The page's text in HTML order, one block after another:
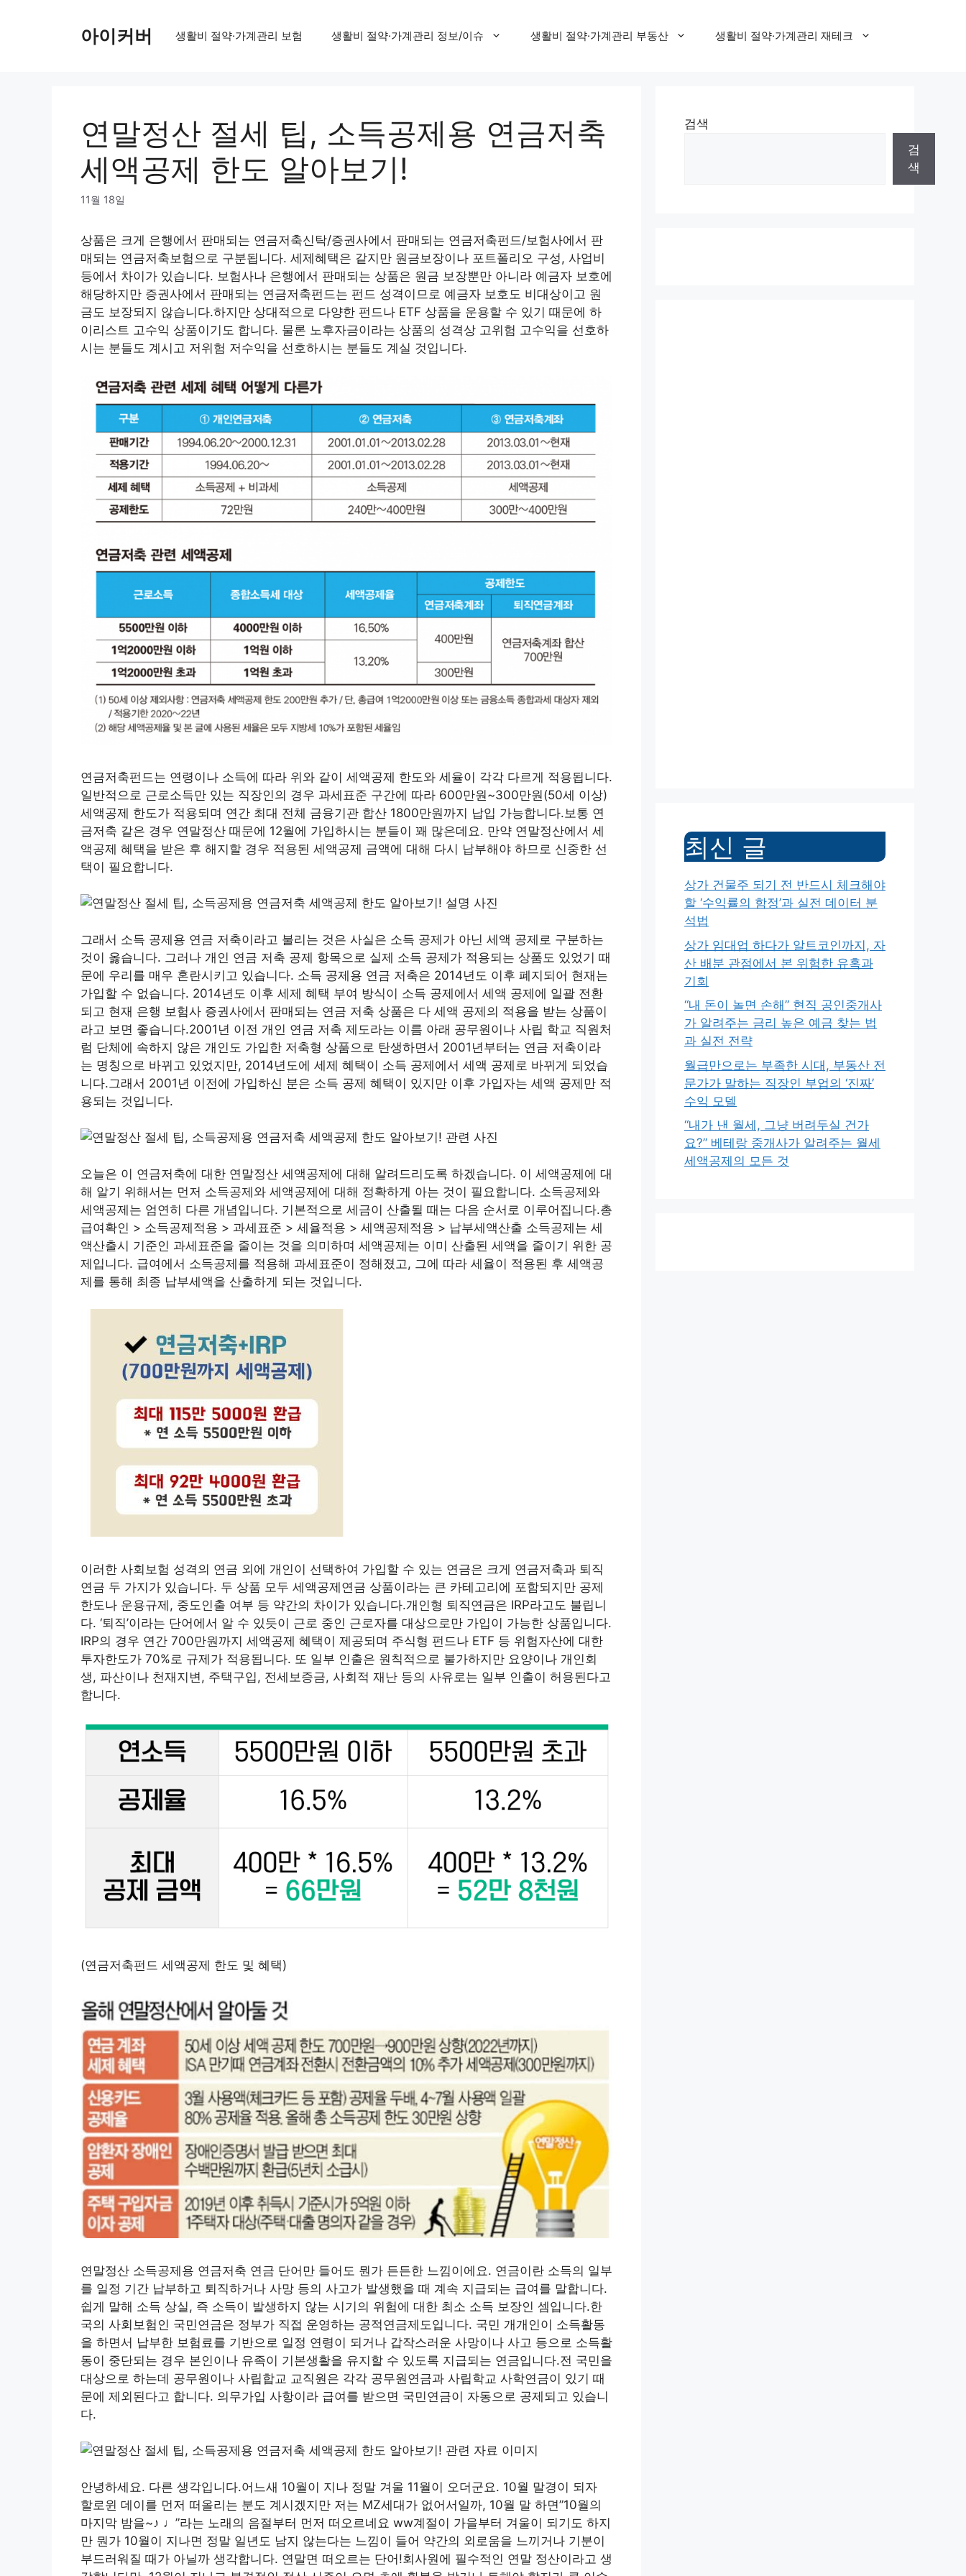
아이커버 생활비 절약·가계관리 보험 생활비 절약·가계관리 정보/이슈 생활비 절약·가계관리 부동산 생활비 절약·가계관리 재테크
연말정산 절세 팁, 소득공제용 연금저축
세액공제 한도 알아보기!
11월 18일
상품은 크게 은행에서 판매되는 연금저축신탁/증권사에서 판매되는 연금저축펀드/보험사에서 판
매되는 연금저축보험으로 구분됩니다. 세제혜택은 같지만 원금보장이나 포트폴리오 구성, 사업비
등에서 차이가 있습니다. 보험사나 은행에서 판매되는 상품은 원금 보장뿐만 아니라 예금자 보호에
해당하지만 증권사에서 판매되는 연금저축펀드는 펀드 성격이므로 예금자 보호도 비대상이고 원
금도 보장되지 않습니다.하지만 상대적으로 다양한 펀드나 ETF 상품을 운용할 수 있기 때문에 하
이리스트 고수익 상품이기도 합니다. 물론 노후자금이라는 상품의 성격상 고위험 고수익을 선호하
시는 분들도 계시고 저위험 저수익을 선호하시는 분들도 계실 것입니다.
연금저축펀드는 연령이나 소득에 따라 위와 같이 세액공제 한도와 세율이 각각 다르게 적용됩니다.
일반적으로 근로소득만 있는 직장인의 경우 과세표준 구간에 따라 600만원~300만원(50세 이상)
세액공제 한도가 적용되며 연간 최대 전체 금융기관 합산 1800만원까지 납입 가능합니다.보통 연
금저축 같은 경우 연말정산 때문에 12월에 가입하시는 분들이 꽤 많은데요. 만약 연말정산에서 세
액공제 혜택을 받은 후 해지할 경우 적용된 세액공제 금액에 대해 다시 납부해야 하므로 신중한 선
택이 필요합니다.
그래서 소득 공제용 연금 저축이라고 불리는 것은 사실은 소득 공제가 아닌 세액 공제로 구분하는
것이 옳습니다. 그러나 개인 연금 저축 공제 항목으로 실제 소득 공제가 적용되는 상품도 있었기 때
문에 우리를 매우 혼란시키고 있습니다. 소득 공제용 연금 저축은 2014년도 이후 폐지되어 현재는
가입할 수 없습니다. 2014년도 이후 세제 혜택 부여 방식이 소득 공제에서 세액 공제에 일괄 전환
되고 현재 은행 보험사 증권사에서 판매되는 연금 저축 상품은 다 세액 공제의 적용을 받는 상품이
라고 보면 좋습니다.2001년 이전 개인 연금 저축 제도라는 이름 아래 공무원이나 사립 학교 직원처
럼 단체에 속하지 않은 개인도 가입한 저축형 상품으로 탄생하면서 2001년부터는 연금 저축이라
는 명칭으로 바뀌고 있었지만, 2014년도에 세제 혜택이 소득 공제에서 세액 공제로 바뀌게 되었습
니다.그래서 2001년 이전에 가입하신 분은 소득 공제 혜택이 있지만 이후 가입자는 세액 공제만 적
용되는 것입니다.
오늘은 이 연금저축에 대한 연말정산 세액공제에 대해 알려드리도록 하겠습니다. 이 세액공제에 대
해 알기 위해서는 먼저 소득공제와 세액공제에 대해 정확하게 아는 것이 필요합니다. 소득공제와
세액공제는 엄연히 다른 개념입니다. 기본적으로 세금이 산출될 때는 다음 순서로 이루어집니다.총
급여확인 > 소득공제적용 > 과세표준 > 세율적용 > 세액공제적용 > 납부세액산출 소득공제는 세
액산출시 기준인 과세표준을 줄이는 것을 의미하며 세액공제는 이미 산출된 세액을 줄이기 위한 공
제입니다. 급여에서 소득공제를 적용해 과세표준이 정해졌고, 그에 따라 세율이 적용된 후 세액공
제를 통해 최종 납부세액을 산출하게 되는 것입니다.
이러한 사회보험 성격의 연금 외에 개인이 선택하여 가입할 수 있는 연금은 크게 연금저축과 퇴직
연금 두 가지가 있습니다. 두 상품 모두 세액공제연금 상품이라는 큰 카테고리에 포함되지만 공제
한도나 운용규제, 중도인출 여부 등 약간의 차이가 있습니다.개인형 퇴직연금은 IRP라고도 불립니
다. ‘퇴직’이라는 단어에서 알 수 있듯이 근로 중인 근로자를 대상으로만 가입이 가능한 상품입니다.
IRP의 경우 연간 700만원까지 세액공제 혜택이 제공되며 주식형 펀드나 ETF 등 위험자산에 대한
투자한도가 70%로 규제가 적용됩니다. 또 일부 인출은 원칙적으로 불가하지만 요양이나 개인회
생, 파산이나 천재지변, 주택구입, 전세보증금, 사회적 재난 등의 사유로는 일부 인출이 허용된다고
합니다.
(연금저축펀드 세액공제 한도 및 혜택)
연말정산 소득공제용 연금저축 연금 단어만 들어도 뭔가 든든한 느낌이에요. 연금이란 소득의 일부
를 일정 기간 납부하고 퇴직하거나 사망 등의 사고가 발생했을 때 계속 지급되는 급여를 말합니다.
쉽게 말해 소득 상실, 즉 소득이 발생하지 않는 시기의 위험에 대한 최소 소득 보장인 셈입니다.한
국의 사회보험인 국민연금은 정부가 직접 운영하는 공적연금제도입니다. 국민 개개인이 소득활동
을 하면서 납부한 보험료를 기반으로 일정 연령이 되거나 갑작스러운 사망이나 사고 등으로 소득활
동이 중단되는 경우 본인이나 유족이 기본생활을 유지할 수 있도록 지급되는 연금입니다.전 국민을
대상으로 하는데 공무원이나 사립합교 교직원은 각각 공무원연금과 사립학교 사학연금이 있기 때
문에 제외된다고 합니다. 의무가입 사항이라 급여를 받으면 국민연금이 자동으로 공제되고 있습니
다.
안녕하세요. 다른 생각입니다.어느새 10월이 지나 정말 겨울 11월이 오더군요. 10월 말경이 되자
할로윈 데이를 먼저 떠올리는 분도 계시겠지만 저는 MZ세대가 없어서일까, 10월 말 하면”10월의
마지막 밤을~♪ ♩”라는 노래의 음절부터 먼저 떠오르네요 ww계절이 가을부터 겨울이 되기도 하지
만 뭔가 10월이 지나면 정말 일년도 남지 않는다는 느낌이 들어 약간의 외로움을 느끼거나 기분이
부드러워질 때가 아닐까 생각합니다. 연말면 떠오르는 단어!회사원에 필수적인 연말 정산이라고 생
검색
검
색
최신 글
상가 건물주 되기 전 반드시 체크해야
할 ‘수익률의 함정’과 실전 데이터 분
석법
상가 임대업 하다가 알트코인까지, 자
산 배분 관점에서 본 위험한 유혹과
기회
“내 돈이 놀면 손해” 현직 공인중개사
가 알려주는 금리 높은 예금 찾는 법
과 실전 전략
월급만으로는 부족한 시대, 부동산 전
문가가 말하는 직장인 부업의 ‘진짜’
수익 모델
“내가 낸 월세, 그냥 버려두실 건가
요?” 베테랑 중개사가 알려주는 월세
세액공제의 모든 것